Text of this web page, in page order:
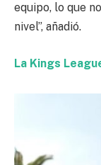
equipo, lo que
nivel”, añadió.
La Kings